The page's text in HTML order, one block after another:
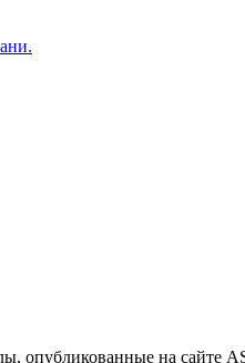
опубликованные на сайте